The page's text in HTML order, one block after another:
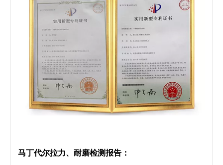
马丁代尔拉力、耐磨检测报告：